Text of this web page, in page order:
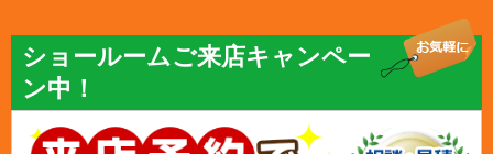
ショールームご来店キャンペー
ン中！